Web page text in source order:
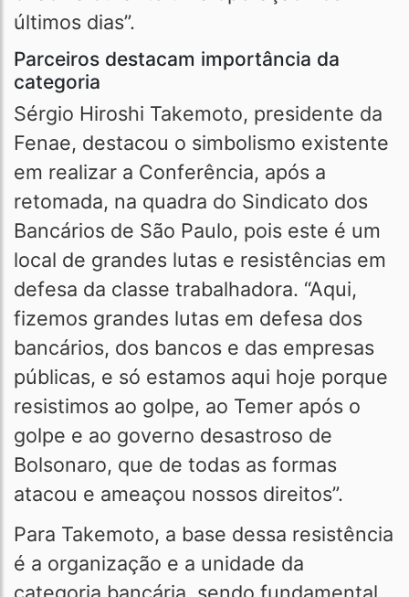
últimos dias”.
Parceiros destacam importância da
categoria
Sérgio Hiroshi Takemoto, presidente da
Fenae, destacou o simbolismo existente
em realizar a Conferência, após a
retomada, na quadra do Sindicato dos
Bancários de São Paulo, pois este é um
local de grandes lutas e resistências em
defesa da classe trabalhadora. “Aqui,
fizemos grandes lutas em defesa dos
bancários, dos bancos e das empresas
públicas, e só estamos aqui hoje porque
resistimos ao golpe, ao Temer após o
golpe e ao governo desastroso de
Bolsonaro, que de todas as formas
atacou e ameaçou nossos direitos”.
Para Takemoto, a base dessa resistência
é a organização e a unidade da